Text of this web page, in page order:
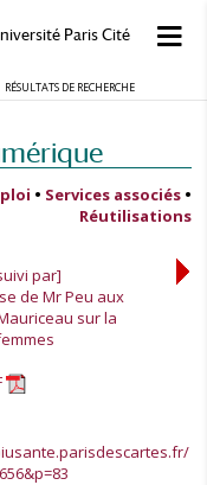
Paris Cité
RÉSULTATS DE RECHERCHE
• Services associés •
Réutilisations
par]
de Mr Peu aux
sur la